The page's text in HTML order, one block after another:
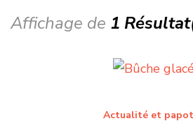
Affichage de 1
Actualité et